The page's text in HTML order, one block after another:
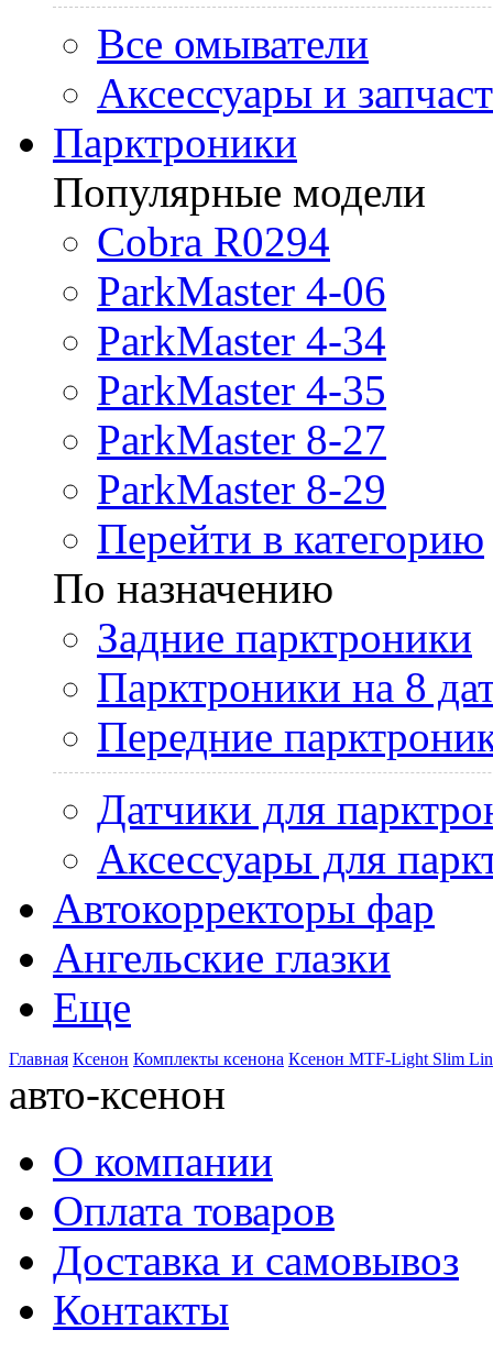
Все омыватели
Аксессуары и
Парктроники
Популярные модели
Cobra R0294
ParkMaster 4-06
ParkMaster 4-34
ParkMaster 4-35
ParkMaster 8-27
ParkMaster 8-29
Перейти в категорию
По назначению
Задние парктроники
Парктроники на 8
Передние
Датчики для
Аксессуары для
Автокорректоры фар
Ангельские глазки
Еще
Главная Ксенон Комплекты ксенона Ксенон MTF-Light Slim
авто-ксенон
О компании
Оплата товаров
Доставка и самовывоз
Контакты